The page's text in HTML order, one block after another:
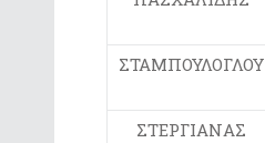
ΣΤΑΜΠΟΥΛΟΓΛΟΥ
ΣΤΕΡΓΙΑΝΑΣ